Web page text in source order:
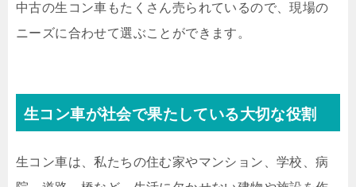
中古の生コン車もたくさん売られているので、現場の
ニーズに合わせて選ぶことができます。
生コン車が社会で果たしている大切な役割
生コン車は、私たちの住む家やマンション、学校、病